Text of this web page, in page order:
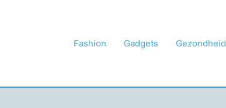
Fashion Gadgets Gezondheid